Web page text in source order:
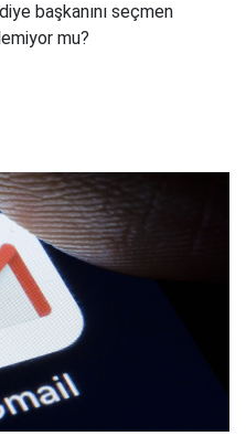
başkanını seçmen
mu?